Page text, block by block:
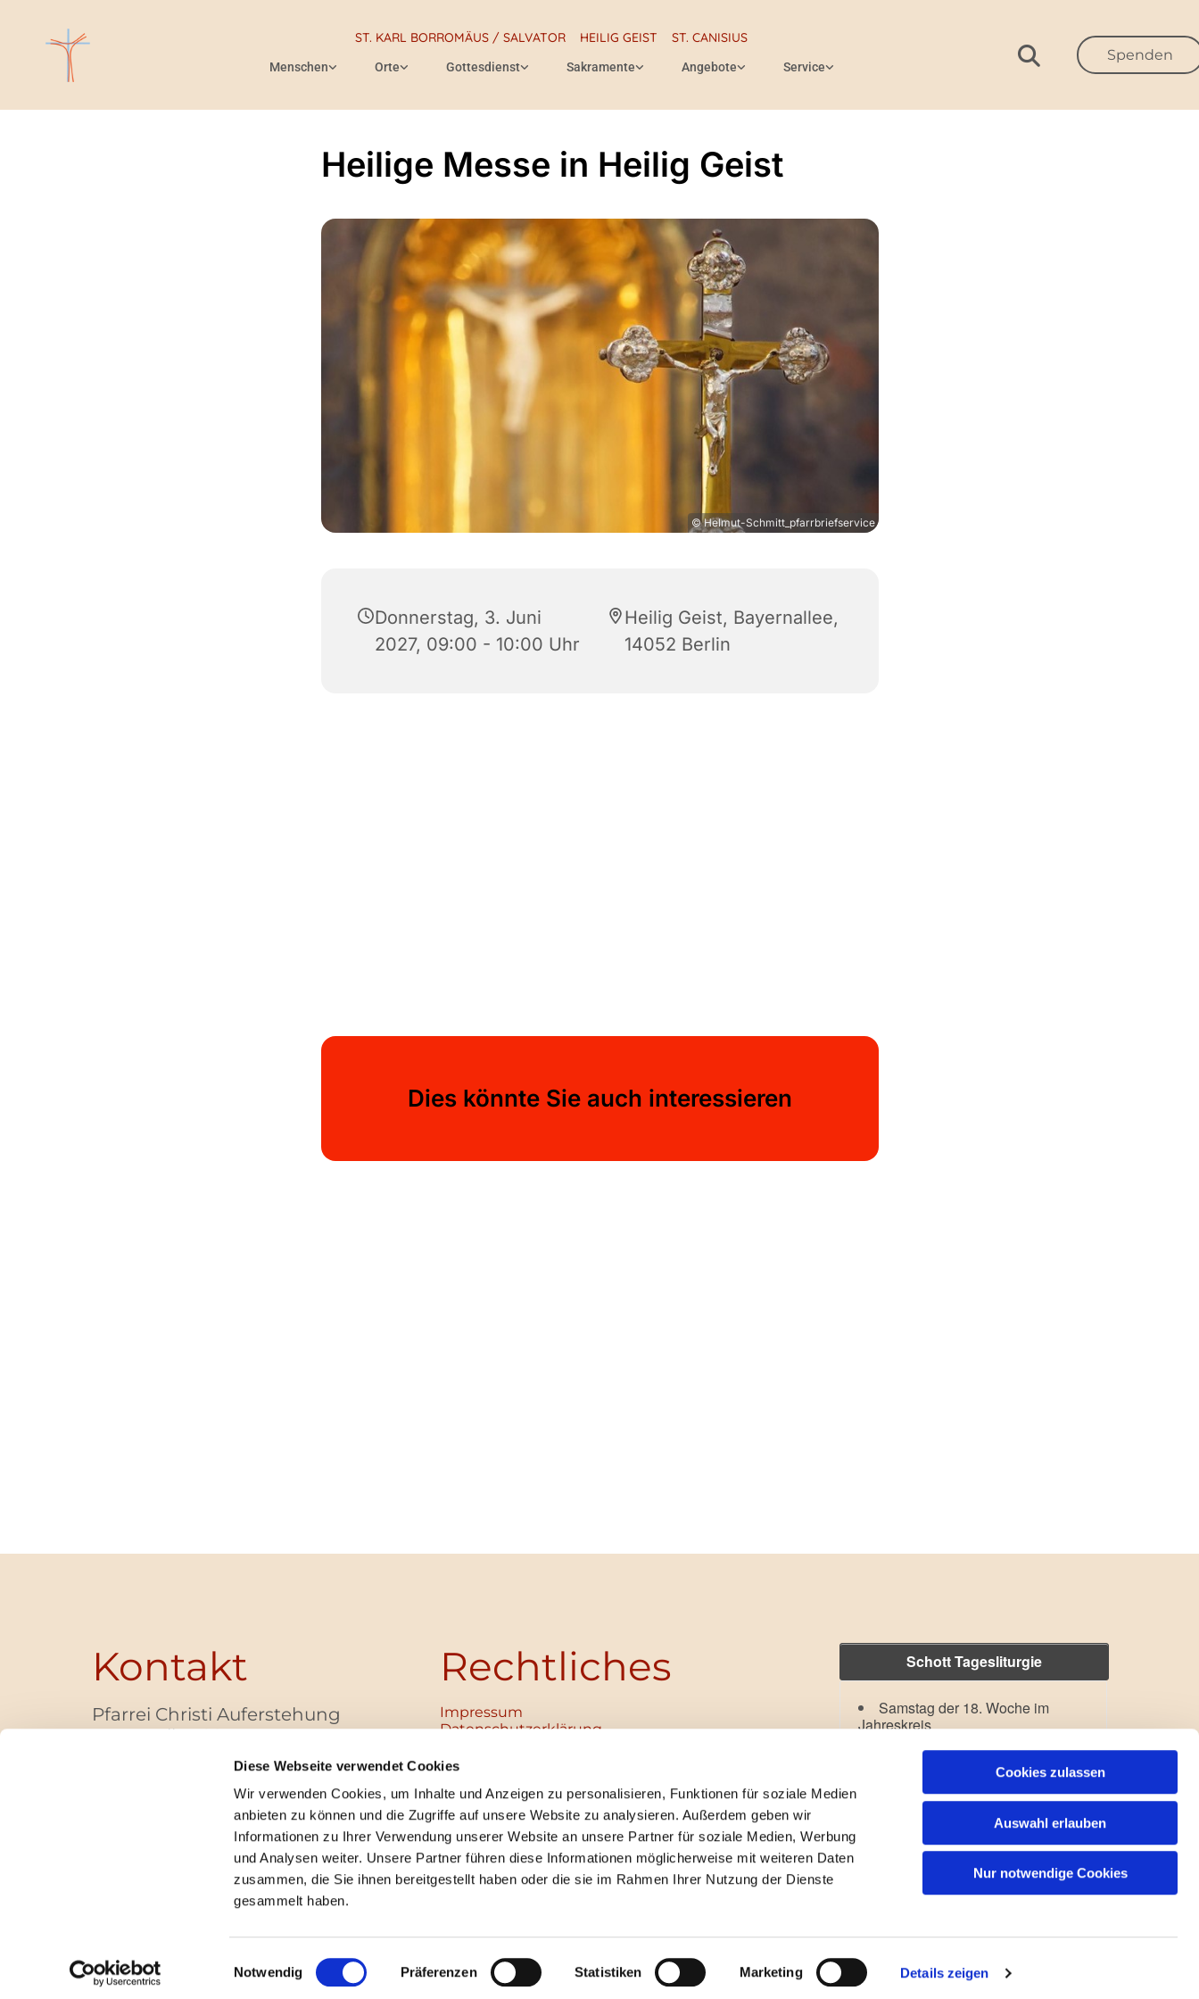
Diese Webseite verwendet Cookies
Wir verwenden Cookies, um Inhalte und Anzeigen zu personalisieren, Funktionen für soziale Medien
anbieten zu können und die Zugriffe auf unsere Website zu analysieren. Außerdem geben wir
Informationen zu Ihrer Verwendung unserer Website an unsere Partner für soziale Medien, Werbung
und Analysen weiter. Unsere Partner führen diese Informationen möglicherweise mit weiteren Daten
zusammen, die Sie ihnen bereitgestellt haben oder die sie im Rahmen Ihrer Nutzung der Dienste
gesammelt haben.
Einwilligungsauswahl
Notwendig Präferenzen Statistiken Marketing Details zeigen
Cookies zulassen
Auswahl erlauben
Nur notwendige Cookies
ST. KARL BORROMÄUS / SALVATOR HEILIG GEIST ST. CANISIUS
Menschen Orte Gottesdienst Sakramente Angebote Service
Spenden
Heilige Messe in Heilig Geist
© Helmut-Schmitt_pfarrbriefservice
Donnerstag, 3. Juni
2027, 09:00 - 10:00 Uhr
Heilig Geist, Bayernallee,
14052 Berlin
Dies könnte Sie auch interessieren
Kontakt
Pfarrei Christi Auferstehung
Bayernallee 28
+49 (0)30 / 30 00 03 -40
pfarrbuero@christi-auferstehung.net
IBAN DE62 3706 0193 6006 9310 04
Rechtliches
Impressum
Datenschutz­erklärung
Institutionelles Schutzkonzept
Unabhängige Ansprechpersonen
Digitales Hinweisgebersystem
Schott Tagesliturgie
Samstag der 18. Woche im
Jahreskreis
Lesejahr: A II, Stb: II. Woche
Impressum ChurchDesk-Login